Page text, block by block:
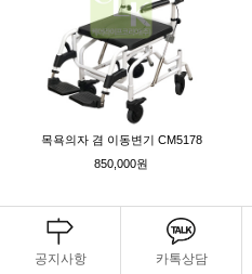
목욕의자 겸 이동변기 CM5178
850,000원
공지사항 카톡상담